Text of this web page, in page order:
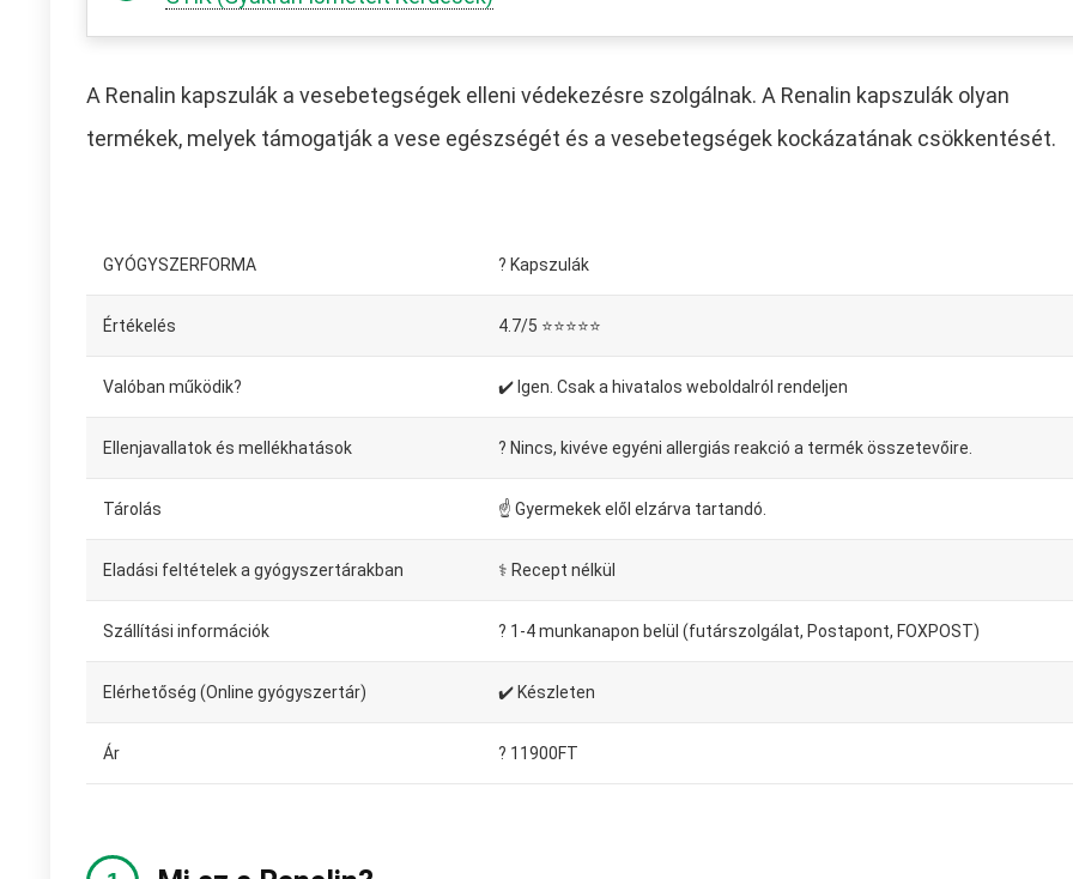
A Renalin kapszulák a vesebetegségek elleni védekezésre szolgálnak. A Renalin kapszulák olyan
termékek, melyek támogatják a vese egészségét és a vesebetegségek kockázatának csökkentését.
GYÓGYSZERFORMA ? Kapszulák
Értékelés 4.7/5 ⭐⭐⭐⭐⭐
Valóban működik? ✔️ Igen. Csak a hivatalos weboldalról rendeljen
Ellenjavallatok és mellékhatások ? Nincs, kivéve egyéni allergiás reakció a termék összetevőire.
Tárolás ☝ Gyermekek elől elzárva tartandó.
Eladási feltételek a gyógyszertárakban ⚕️ Recept nélkül
Szállítási információk ?️ 1-4 munkanapon belül (futárszolgálat, Postapont, FOXPOST)
Elérhetőség (Online gyógyszertár) ✔️ Készleten
Ár ? 11900FT